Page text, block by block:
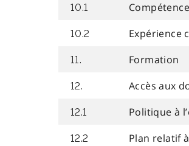
10.1
10.2 Expérience
11. Formation
12. Accès aux
12.1 Politique à
12.2 Plan relatif